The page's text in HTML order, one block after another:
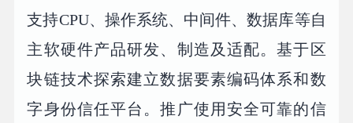
支持CPU、操作系统、中间件、数据库等自
主软硬件产品研发、制造及适配。基于区
块链技术探索建立数据要素编码体系和数
字身份信任平台。推广使用安全可靠的信